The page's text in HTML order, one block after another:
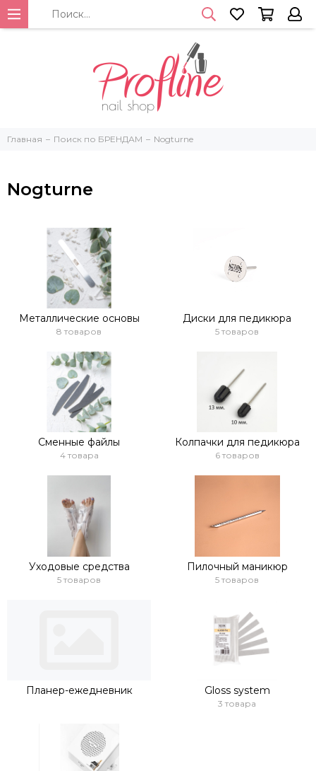
Главная Поиск по БРЕНДАМ Nogturne
Nogturne
Металлические основы
8 товаров
Диски для педикюра
5 товаров
Сменные файлы
4 товара
Колпачки для педикюра
6 товаров
Уходовые средства
5 товаров
Пилочный маникюр
5 товаров
Планер-ежедневник Gloss system
3 товара